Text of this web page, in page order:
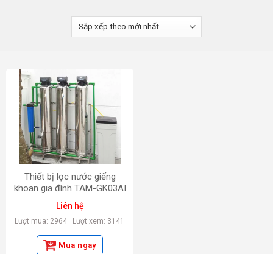
Thiết bị lọc nước giếng
khoan gia đình TAM-GK03AI
Liên hệ
Lượt mua: 2964 Lượt xem: 3141
Mua ngay